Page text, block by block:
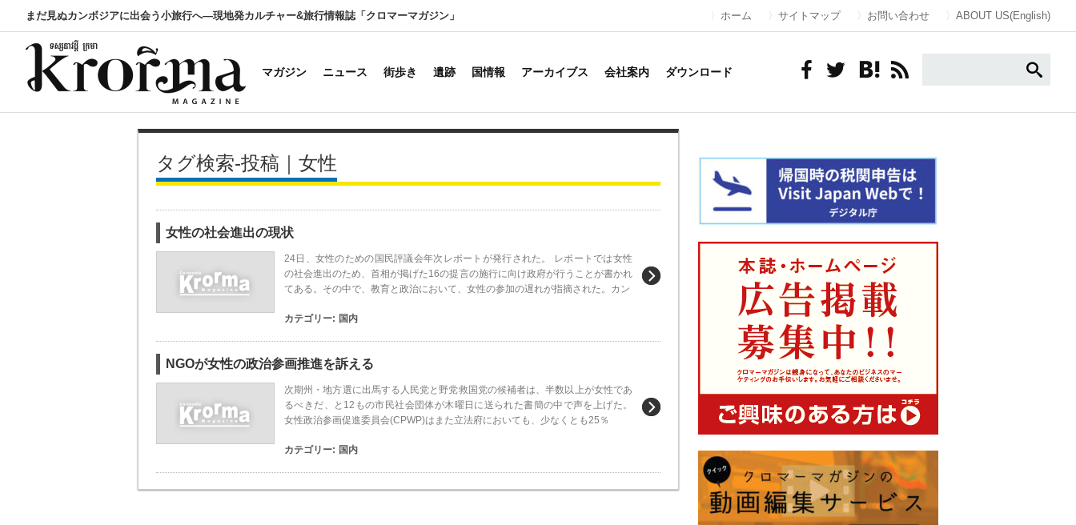
まだ見ぬカンボジアに出会う小旅行へ―現地発カルチャー&旅行情報誌「クロマーマガジン」 ホーム サイトマップ お問い合わせ ABOUT US(English)
マガジン ニュース 街歩き 遺跡 国情報 アーカイブス 会社案内 ダウンロード
タグ検索-投稿｜女性
女性の社会進出の現状
24日、女性のための国民評議会年次レポートが発行された。 レポートでは女性
の社会進出のため、首相が掲げた16の提言の施行に向け政府が行うことが書かれ
てある。その中で、教育と政治において、女性の参加の遅れが指摘された。カン
カテゴリー: 国内
NGOが女性の政治参画推進を訴える
次期州・地方選に出馬する人民党と野党救国党の候補者は、半数以上が女性であ
るべきだ、と12もの市民社会団体が木曜日に送られた書簡の中で声を上げた。
女性政治参画促進委員会(CPWP)はまた立法府においても、少なくとも25％
カテゴリー: 国内